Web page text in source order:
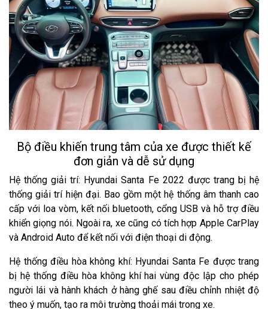
Bộ điều khiến trung tâm của xe được thiết kế
đơn giản và dễ sử dụng
Hệ thống giải trí: Hyundai Santa Fe 2022 được trang bị hệ
thống giải trí hiện đại. Bao gồm một hệ thống âm thanh cao
cấp với loa vòm, kết nối bluetooth, cổng USB và hỗ trợ điều
khiển giọng nói. Ngoài ra, xe cũng có tích hợp Apple CarPlay
và Android Auto để kết nối với điện thoại di động.
Hệ thống điều hòa không khí: Hyundai Santa Fe được trang
bị hệ thống điều hòa không khí hai vùng độc lập cho phép
người lái và hành khách ở hàng ghế sau điều chỉnh nhiệt độ
theo ý muốn, tạo ra môi trường thoải mái trong xe.